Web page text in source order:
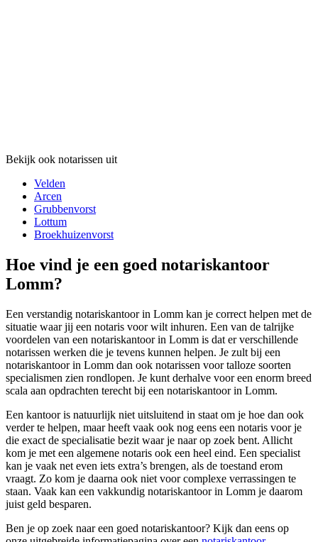
Bekijk ook notarissen uit
Velden
Arcen
Grubbenvorst
Lottum
Broekhuizenvorst
Hoe vind je een goed notariskantoor
Lomm?
Een verstandig notariskantoor in Lomm kan je correct helpen met de
situatie waar jij een notaris voor wilt inhuren. Een van de talrijke
voordelen van een notariskantoor in Lomm is dat er verschillende
notarissen werken die je tevens kunnen helpen. Je zult bij een
notariskantoor in Lomm dan ook notarissen voor talloze soorten
specialismen zien rondlopen. Je kunt derhalve voor een enorm breed
scala aan opdrachten terecht bij een notariskantoor in Lomm.
Een kantoor is natuurlijk niet uitsluitend in staat om je hoe dan ook
verder te helpen, maar heeft vaak ook nog eens een notaris voor je
die exact de specialisatie bezit waar je naar op zoek bent. Allicht
kom je met een algemene notaris ook een heel eind. Een specialist
kan je vaak net even iets extra’s brengen, als de toestand erom
vraagt. Zo kom je daarna ook niet voor complexe verrassingen te
staan. Vaak kan een vakkundig notariskantoor in Lomm je daarom
juist geld besparen.
Ben je op zoek naar een goed notariskantoor? Kijk dan eens op